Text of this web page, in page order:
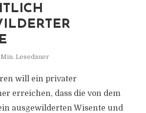
Min. Lesedauer
will ein privater
erreichen, dass die von dem
ausgewilderten Wisente und